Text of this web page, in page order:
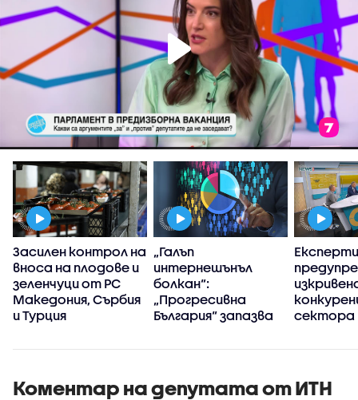
Засилен контрол на
вноса на плодове и
зеленчуци от РС
Македония, Сърбия
и Турция
„Галъп
интернешънъл
болкан“:
„Прогресивна
България“ запазва
доверие през
Експерти
сектора
Коментар на депутата от ИТН